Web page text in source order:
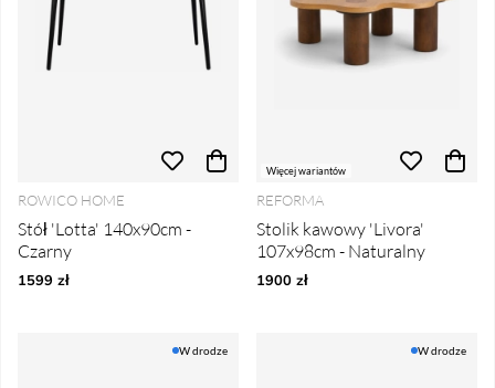
ROWICO HOME
Stół 'Lotta' 140x90cm -
Czarny
1599 zł
Więcej wariantów
REFORMA
Stolik kawowy 'Livora'
107x98cm - Naturalny
1900 zł
W drodze W drodze